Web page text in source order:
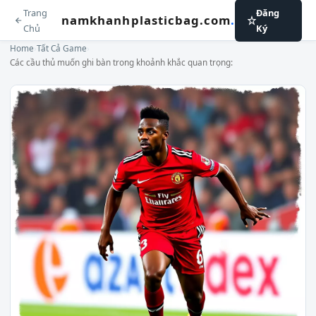
Trang
Chủ
namkhanhplasticbag.com.
Đăng
Ký
Home Tất Cả Game
Các cầu thủ muốn ghi bàn trong khoảnh khắc quan trọng: